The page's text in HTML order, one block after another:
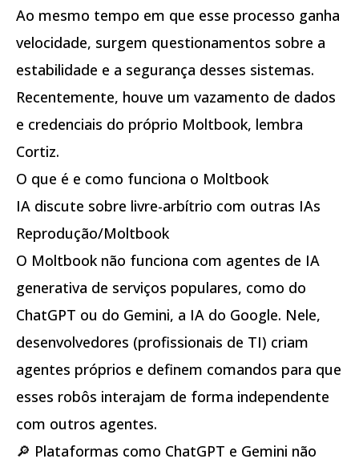
Ao mesmo tempo em que esse processo ganha
velocidade, surgem questionamentos sobre a
estabilidade e a segurança desses sistemas.
Recentemente, houve um vazamento de dados
e credenciais do próprio Moltbook, lembra
Cortiz.
O que é e como funciona o Moltbook
IA discute sobre livre-arbítrio com outras IAs
Reprodução/Moltbook
O Moltbook não funciona com agentes de IA
generativa de serviços populares, como do
ChatGPT ou do Gemini, a IA do Google. Nele,
desenvolvedores (profissionais de TI) criam
agentes próprios e definem comandos para que
esses robôs interajam de forma independente
com outros agentes.
🔎 Plataformas como ChatGPT e Gemini não